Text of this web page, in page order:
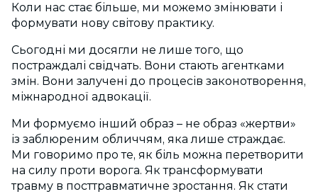
Коли нас стає більше, ми можемо змінювати і
формувати нову світову практику.
Сьогодні ми досягли не лише того, що
постраждалі свідчать. Вони стають агентками
змін. Вони залучені до процесів законотворення,
міжнародної адвокації.
Ми формуємо інший образ – не образ «жертви»
із заблюреним обличчям, яка лише страждає.
Ми говоримо про те, як біль можна перетворити
на силу проти ворога. Як трансформувати
травму в посттравматичне зростання. Як стати